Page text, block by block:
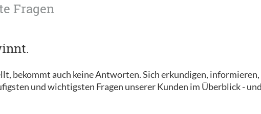
Fragen
bekommt auch keine Antworten. Sich erkundigen,
und wichtigsten Fragen unserer Kunden im Überblick -